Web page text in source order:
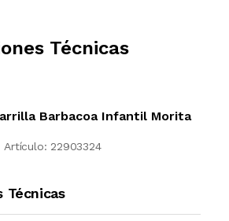
Técnicas
Barbacoa Infantil Morita
Artículo: 22903324
Técnicas